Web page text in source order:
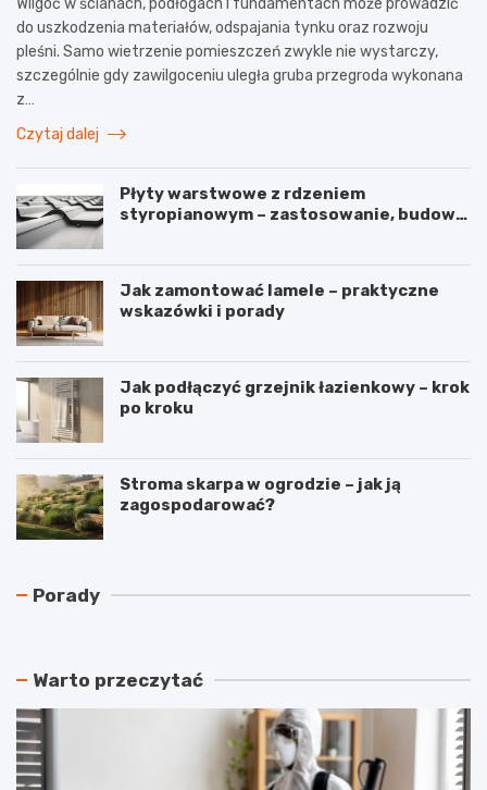
do uszkodzenia materiałów, odspajania tynku oraz rozwoju
pleśni. Samo wietrzenie pomieszczeń zwykle nie wystarczy,
szczególnie gdy zawilgoceniu uległa gruba przegroda wykonana
z…
Czytaj dalej
Płyty warstwowe z rdzeniem
styropianowym – zastosowanie, budowa
Jak zamontować lamele – praktyczne
wskazówki i porady
Jak podłączyć grzejnik łazienkowy – krok
po kroku
Stroma skarpa w ogrodzie – jak ją
zagospodarować?
Porady
a
ń
z
y
m
a
z
k
p
e
r
a
Warto przeczytać